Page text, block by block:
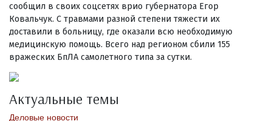
сообщил в своих соцсетях врио губернатора Егор
Ковальчук. С травмами разной степени тяжести их
доставили в больницу, где оказали всю необходимую
медицинскую помощь. Всего над регионом сбили 155
вражеских БпЛА самолетного типа за сутки.
Актуальные темы
Деловые новости